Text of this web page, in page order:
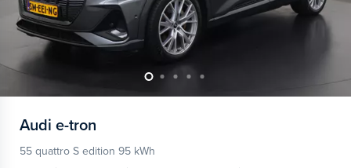
Audi e-tron
55 quattro S edition 95 kWh